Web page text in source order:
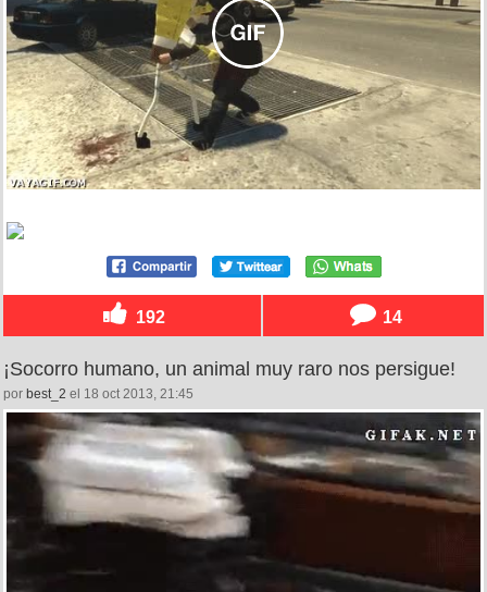
192 14
¡Socorro humano, un animal muy raro nos persigue!
por best_2 el 18 oct 2013, 21:45